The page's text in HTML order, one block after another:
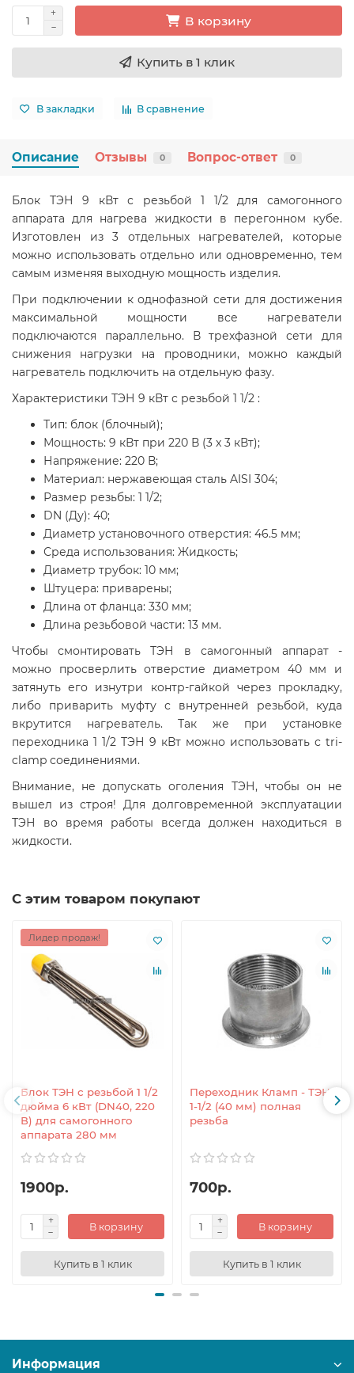
В корзину
Купить в 1 клик
В закладки В сравнение
Описание Отзывы 0 Вопрос-ответ 0
Блок ТЭН 9 кВт с резьбой 1 1/2 для самогонного
аппарата для нагрева жидкости в перегонном кубе.
Изготовлен из 3 отдельных нагревателей, которые
можно использовать отдельно или одновременно, тем
самым изменяя выходную мощность изделия.
При подключении к однофазной сети для достижения
максимальной мощности все нагреватели
подключаются параллельно. В трехфазной сети для
снижения нагрузки на проводники, можно каждый
нагреватель подключить на отдельную фазу.
Характеристики ТЭН 9 кВт с резьбой 1 1/2 :
Тип: блок (блочный);
Мощность: 9 кВт при 220 В (3 x 3 кВт);
Напряжение: 220 В;
Материал: нержавеющая сталь AISI 304;
Размер резьбы: 1 1/2;
DN (Ду): 40;
Диаметр установочного отверстия: 46.5 мм;
Среда использования: Жидкость;
Диаметр трубок: 10 мм;
Штуцера: приварены;
Длина от фланца: 330 мм;
Длина резьбовой части: 13 мм.
Чтобы смонтировать ТЭН в самогонный аппарат -
можно просверлить отверстие диаметром 40 мм и
затянуть его изнутри контр-гайкой через прокладку,
либо приварить муфту с внутренней резьбой, куда
вкрутится нагреватель. Так же при установке
переходника 1 1/2 ТЭН 9 кВт можно использовать с tri-
clamp соединениями.
Внимание, не допускать оголения ТЭН, чтобы он не
вышел из строя! Для долговременной эксплуатации
ТЭН во время работы всегда должен находиться в
жидкости.
С этим товаром покупают
Лидер продаж!
Блок ТЭН с резьбой 1 1/2
дюйма 6 кВт (DN40, 220
В) для самогонного
аппарата 280 мм
1900р.
В корзину
Купить в 1 клик
Переходник Кламп - ТЭН
1-1/2 (40 мм) полная
резьба
700р.
В корзину
Купить в 1 клик
Информация